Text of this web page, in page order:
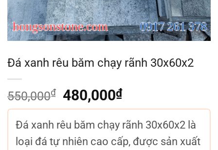
Đá xanh rêu băm chạy rãnh 30x60x2
550,000₫
Giá
gốc
là:
550,000₫.
480,000₫Giá
hiện
tại
là:
480,000₫.
Đá xanh rêu băm chạy rãnh 30x60x2 là
loại đá tự nhiên cao cấp, được sản xuất